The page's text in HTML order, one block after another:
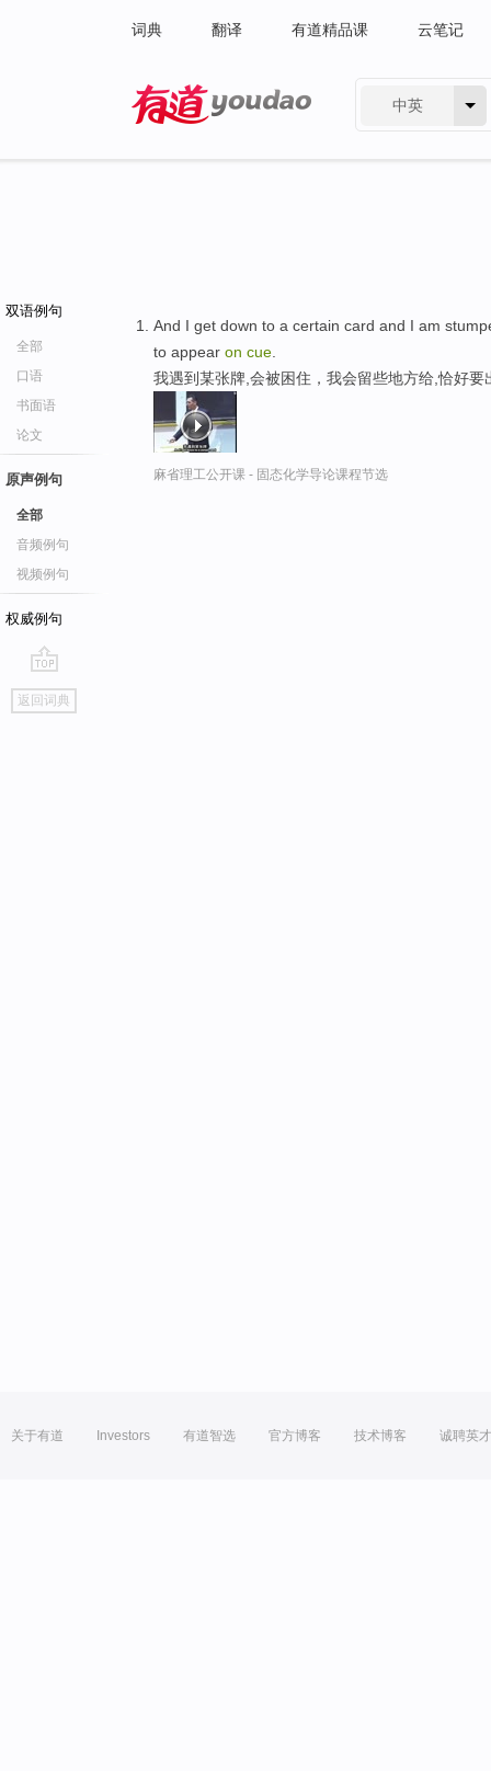
词典 翻译 有道精品课 云笔记
中英
双语例句
全部
口语
书面语
论文
原声例句
全部
音频例句
视频例句
权威例句
go
top
返回词典
And I get down to a certain card and I am
to appear on cue
我遇到某张牌,会被困住，我会留些地方给,恰好要
麻省理工公开课 - 固态化学导论课程节选
关于有道 Investors 有道智选 官方博客 技术博客 诚聘英才